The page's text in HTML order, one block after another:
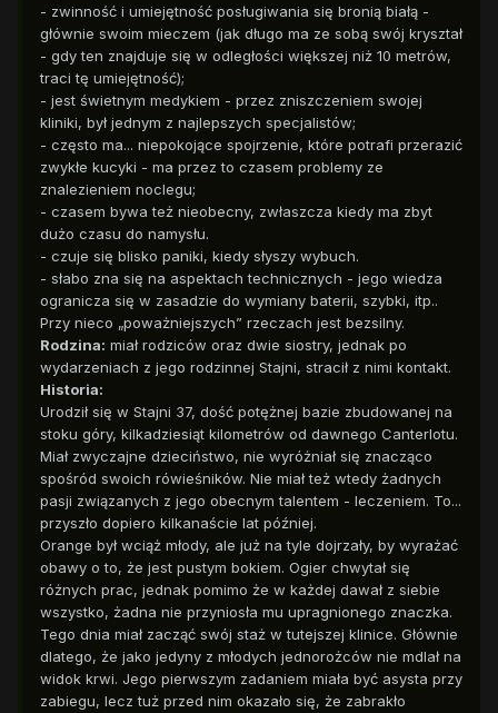
- zwinność i umiejętność posługiwania się bronią białą -
głównie swoim mieczem (jak długo ma ze sobą swój kryształ
- gdy ten znajduje się w odległości większej niż 10 metrów,
traci tę umiejętność);
- jest świetnym medykiem - przez zniszczeniem swojej
kliniki, był jednym z najlepszych specjalistów;
- często ma... niepokojące spojrzenie, które potrafi przerazić
zwykłe kucyki - ma przez to czasem problemy ze
znalezieniem noclegu;
- czasem bywa też nieobecny, zwłaszcza kiedy ma zbyt
dużo czasu do namysłu.
- czuje się blisko paniki, kiedy słyszy wybuch.
- słabo zna się na aspektach technicznych - jego wiedza
ogranicza się w zasadzie do wymiany baterii, szybki, itp..
Przy nieco „poważniejszych” rzeczach jest bezsilny.
Rodzina: miał rodziców oraz dwie siostry, jednak po
wydarzeniach z jego rodzinnej Stajni, stracił z nimi kontakt.
Historia:
Urodził się w Stajni 37, dość potężnej bazie zbudowanej na
stoku góry, kilkadziesiąt kilometrów od dawnego Canterlotu.
Miał zwyczajne dzieciństwo, nie wyróżniał się znacząco
spośród swoich rówieśników. Nie miał też wtedy żadnych
pasji związanych z jego obecnym talentem - leczeniem. To...
przyszło dopiero kilkanaście lat później.
Orange był wciąż młody, ale już na tyle dojrzały, by wyrażać
obawy o to, że jest pustym bokiem. Ogier chwytał się
różnych prac, jednak pomimo że w każdej dawał z siebie
wszystko, żadna nie przyniosła mu upragnionego znaczka.
Tego dnia miał zacząć swój staż w tutejszej klinice. Głównie
dlatego, że jako jedyny z młodych jednorożców nie mdlał na
widok krwi. Jego pierwszym zadaniem miała być asysta przy
zabiegu, lecz tuż przed nim okazało się, że zabrakło